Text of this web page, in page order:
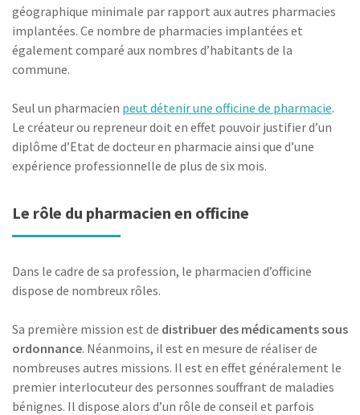
géographique minimale par rapport aux autres pharmacies
implantées. Ce nombre de pharmacies implantées et
également comparé aux nombres d’habitants de la
commune.
Seul un pharmacien peut détenir une officine de pharmacie.
Le créateur ou repreneur doit en effet pouvoir justifier d’un
diplôme d’Etat de docteur en pharmacie ainsi que d’une
expérience professionnelle de plus de six mois.
Le rôle du pharmacien en officine
Dans le cadre de sa profession, le pharmacien d’officine
dispose de nombreux rôles.
Sa première mission est de distribuer des médicaments sous
ordonnance. Néanmoins, il est en mesure de réaliser de
nombreuses autres missions. Il est en effet généralement le
premier interlocuteur des personnes souffrant de maladies
bénignes. Il dispose alors d’un rôle de conseil et parfois